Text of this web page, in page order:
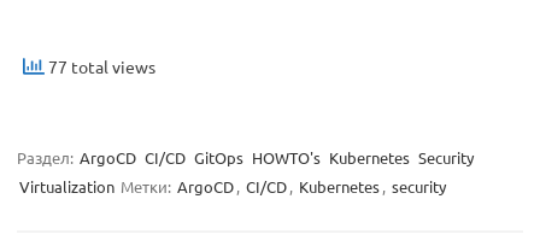
77 total views
Раздел: ArgoCD CI/CD GitOps HOWTO's Kubernetes Security
Virtualization Метки: ArgoCD, CI/CD, Kubernetes, security